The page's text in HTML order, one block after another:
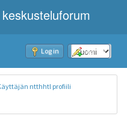
Log in Sign up
ntthhtl profiili